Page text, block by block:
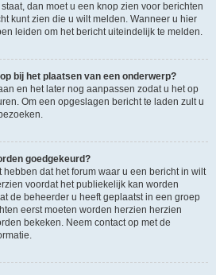
dan moet u een knop zien voor berichten
kunt zien die u wilt melden. Wanneer u hier
leiden om het bericht uiteindelijk te melden.
bij het plaatsen van een onderwerp?
en het later nog aanpassen zodat u het op
Om een opgeslagen bericht te laden zult u
goedgekeurd?
dat het forum waar u een bericht in wilt
voordat het publiekelijk kan worden
de beheerder u heeft geplaatst in een groep
eerst moeten worden herzien herzien
bekeken. Neem contact op met de